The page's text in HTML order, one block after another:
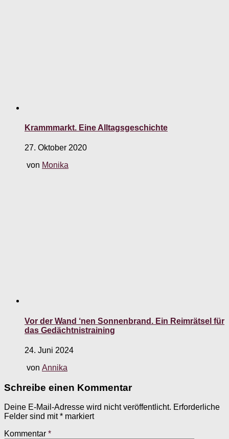
Krammmarkt. Eine Alltagsgeschichte
27. Oktober 2020
von Monika
Vor der Wand ‘nen Sonnenbrand. Ein Reimrätsel für
das Gedächtnistraining
24. Juni 2024
von Annika
Schreibe einen Kommentar
Deine E-Mail-Adresse wird nicht veröffentlicht. Erforderliche
Felder sind mit* markiert
Kommentar *